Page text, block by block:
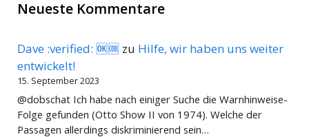
Neueste Kommentare
Dave :verified: 🆗🆒 zu Hilfe, wir haben uns weiter
entwickelt!
15. September 2023
@dobschat Ich habe nach einiger Suche die Warnhinweise-
Folge gefunden (Otto Show II von 1974). Welche der
Passagen allerdings diskriminierend sein…